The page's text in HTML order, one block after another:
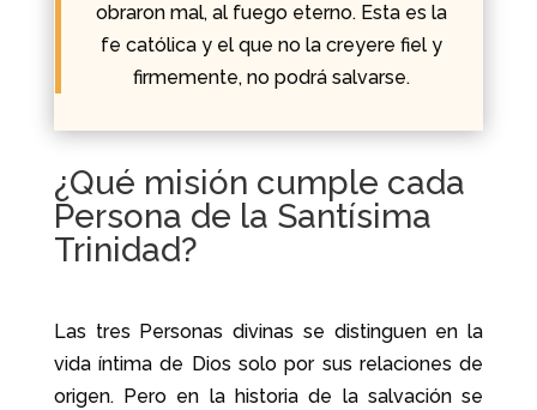
obraron mal, al fuego eterno. Esta es la
fe católica y el que no la creyere fiel y
firmemente, no podrá salvarse.
¿Qué misión cumple cada
Persona de la Santísima
Trinidad?
Las tres Personas divinas se distinguen en la
vida íntima de Dios solo por sus relaciones de
origen. Pero en la historia de la salvación se